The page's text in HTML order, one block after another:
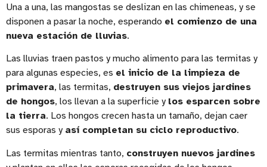
Una a una, las mangostas se deslizan en las chimeneas, y se
disponen a pasar la noche, esperando el comienzo de una
nueva estación de lluvias.
Las lluvias traen pastos y mucho alimento para las termitas y
para algunas especies, es el inicio de la limpieza de
primavera, las termitas, destruyen sus viejos jardines
de hongos, los llevan a la superficie y los esparcen sobre
la tierra. Los hongos crecen hasta un tamaño, dejan caer
sus esporas y así completan su ciclo reproductivo.
Las termitas mientras tanto, construyen nuevos jardines